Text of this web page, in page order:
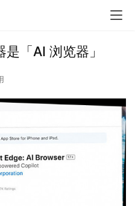
「AI 浏览器」